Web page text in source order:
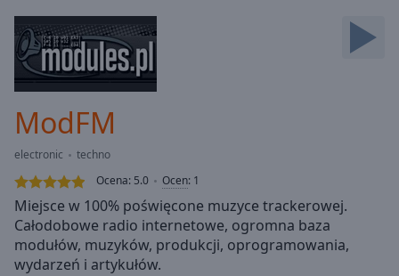
Skip
Forward
Mute
Loaded:
0.00%
Stream
TypeLIVE
Seek to
currently
ModFM
electronic
techno
Ocena: 5.0 Ocen: 1
Miejsce w 100% poświęcone muzyce trackerowej.
Całodobowe radio internetowe, ogromna baza
modułów, muzyków, produkcji, oprogramowania,
wydarzeń i artykułów.